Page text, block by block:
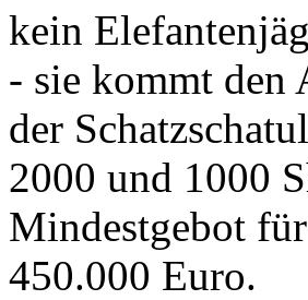
kein
- sie kommt den
der
2000 und 1000
Mindestgebot
450.000 Euro.